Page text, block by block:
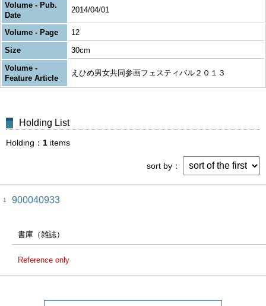
Volume - Pub.
Date
2014/04/01
Volume - Page
12
Size
30cm
Volume -
Feature Article
えひめ男女共同参画フェスティバル２０１３
Holding List
Holding 1 items
sort by
1 900040933
書庫（雑誌）
Reference only